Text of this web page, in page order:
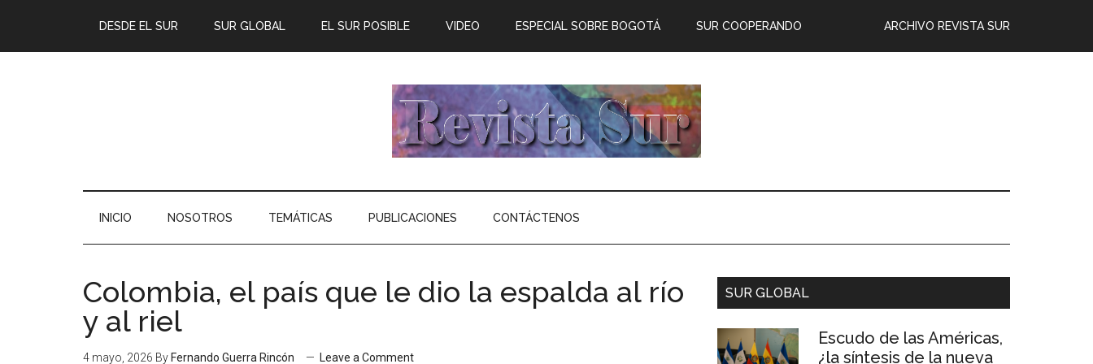
DESDE EL SUR SUR GLOBAL EL SUR POSIBLE ARCHIVO REVISTA SUR
VIDEO ESPECIAL SOBRE BOGOTÁ SUR COOPERANDO
INICIO NOSOTROS TEMÁTICAS PUBLICACIONES CONTÁCTENOS
Colombia, el país que le dio la espalda al río
y al riel
4 mayo, 2026 By Fernando Guerra Rincón Leave a Comment
SUR GLOBAL
Escudo de las Américas,
¿la síntesis de la nueva